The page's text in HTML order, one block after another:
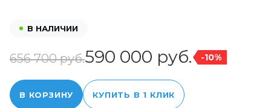
В НАЛИЧИИ
656 700 руб.590 000 руб. -10%
В КОРЗИНУ КУПИТЬ В 1 КЛИК